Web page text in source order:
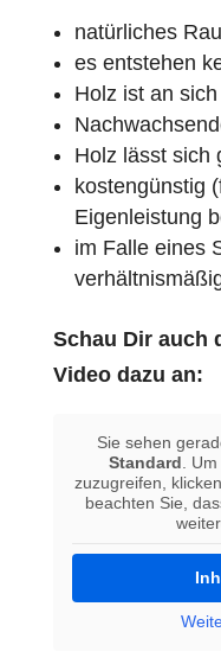
natürliches
es entstehen
Holz ist an
Holz lässt sich
kostengünstig
Eigenleistung
im Falle eines
Schau Dir auch
Video dazu an:
Sie sehen
Standard.
zuzugreifen,
beachten Sie,